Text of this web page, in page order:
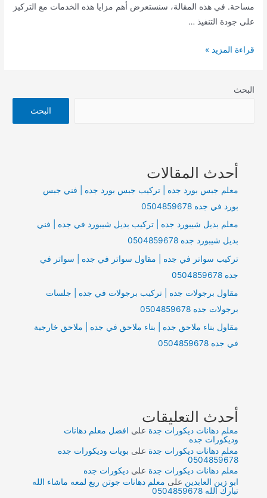
مساحة. في هذه المقالة، سنستعرض أهم مزايا هذه الخدمات مع التركيز
على جودة التنفيذ …
مقاول
غرف
قراءة المزيد »
البحث
البحث
أحدث المقالات
معلم جبس بورد جده | تركيب جبس بورد جده | فني جبس
بورد في جده 0504859678
معلم بديل شيبورد جده | تركيب بديل شيبورد في جده | فني
بديل شيبورد جده 0504859678
تركيب سواتر في جده | مقاول سواتر في جده | سواتر في
جده 0504859678
مقاول برجولات جده | تركيب برجولات في جده | جلسات
برجولات جده 0504859678
مقاول بناء ملاحق جده | بناء ملاحق في جده | ملاحق خارجية
في جده 0504859678
أحدث التعليقات
معلم دهانات ديكورات جدة على افضل معلم دهانات
وديكورات جده
معلم دهانات ديكورات جدة على بويات وديكورات جده
0504859678
معلم دهانات ديكورات جدة علىديكورات جده
ابو زين العابدين على معلم دهانات جوتن ربع لمعه ماشاء الله
تبارك الله 0504859678